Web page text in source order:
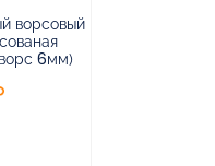
ворсовый
6мм)